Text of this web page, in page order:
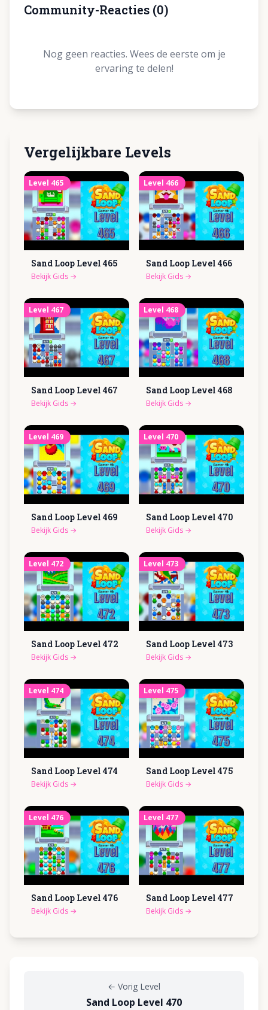
Community-Reacties (0)
Nog geen reacties. Wees de eerste om je
ervaring te delen!
Vergelijkbare Levels
Level 465
Sand Loop Level 465
Bekijk Gids →
Level 466
Sand Loop Level 466
Bekijk Gids →
Level 467
Sand Loop Level 467
Bekijk Gids →
Level 468
Sand Loop Level 468
Bekijk Gids →
Level 469
Sand Loop Level 469
Bekijk Gids →
Level 470
Sand Loop Level 470
Bekijk Gids →
Level 472
Sand Loop Level 472
Bekijk Gids →
Level 473
Sand Loop Level 473
Bekijk Gids →
Level 474
Sand Loop Level 474
Bekijk Gids →
Level 475
Sand Loop Level 475
Bekijk Gids →
Level 476
Sand Loop Level 476
Bekijk Gids →
Level 477
Sand Loop Level 477
Bekijk Gids →
← Vorig Level
Sand Loop Level 470